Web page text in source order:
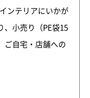
ンテリアにいかが
、小売り（PE袋15
ご自宅・店舗への